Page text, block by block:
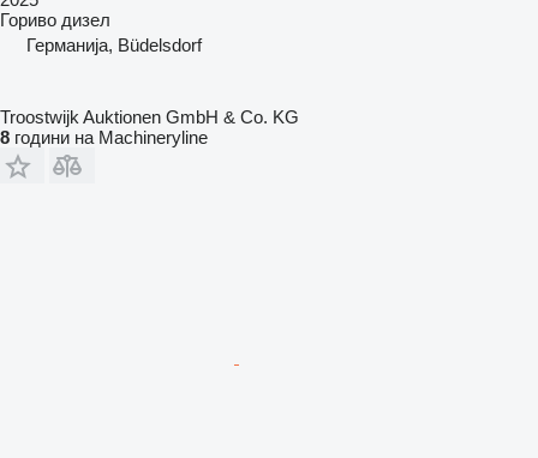
Гориво дизел
Германија, Büdelsdorf
Troostwijk Auktionen GmbH & Co. KG
8 години на Machineryline